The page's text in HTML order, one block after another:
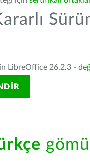
LibreOffice 26.2.3 -